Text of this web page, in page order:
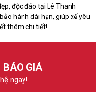
độc đáo tại Lê Thanh
hành dài hạn, giúp xế yêu
thêm chi tiết!
BÁO GIÁ
ngay!